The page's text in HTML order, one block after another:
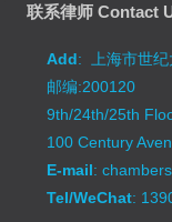
联系律师 Contact
Add: 上海市世纪
邮编:200120
9th/24th/25th
100 Century
E-mail:
Tel/WeChat: